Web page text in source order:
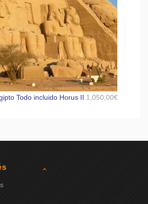
Todo incluido Horus II 1,050,00€